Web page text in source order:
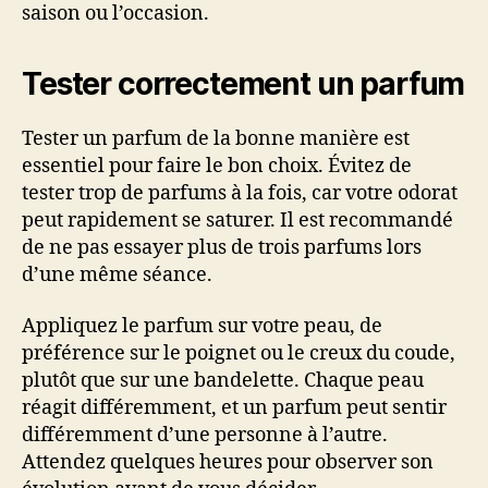
saison ou l’occasion.
Tester correctement un parfum
Tester un parfum de la bonne manière est
essentiel pour faire le bon choix. Évitez de
tester trop de parfums à la fois, car votre odorat
peut rapidement se saturer. Il est recommandé
de ne pas essayer plus de trois parfums lors
d’une même séance.
Appliquez le parfum sur votre peau, de
préférence sur le poignet ou le creux du coude,
plutôt que sur une bandelette. Chaque peau
réagit différemment, et un parfum peut sentir
différemment d’une personne à l’autre.
Attendez quelques heures pour observer son